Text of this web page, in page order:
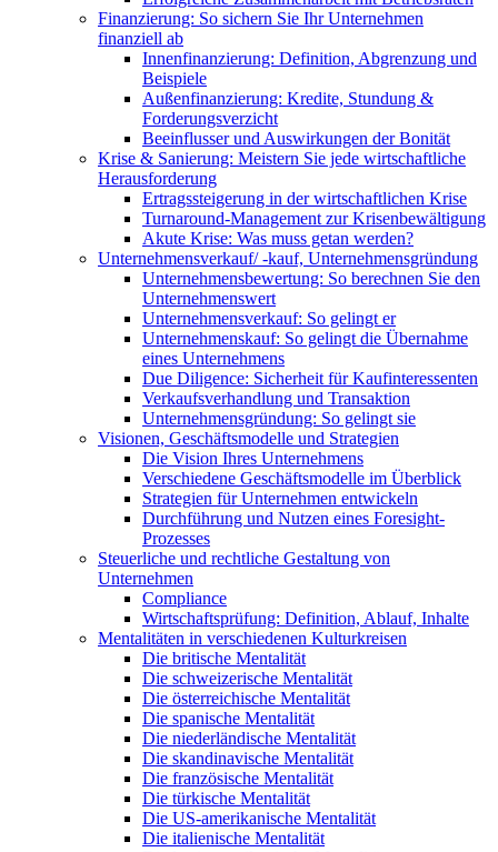
Finanzierung: So sichern Sie Ihr Unternehmen
finanziell ab
Innenfinanzierung: Definition, Abgrenzung und
Beispiele
Außenfinanzierung: Kredite, Stundung &
Forderungsverzicht
Beeinflusser und Auswirkungen der Bonität
Krise & Sanierung: Meistern Sie jede wirtschaftliche
Herausforderung
Ertragssteigerung in der wirtschaftlichen Krise
Turnaround-Management zur Krisenbewältigung
Akute Krise: Was muss getan werden?
Unternehmensverkauf/ -kauf, Unternehmensgründung
Unternehmensbewertung: So berechnen Sie den
Unternehmenswert
Unternehmensverkauf: So gelingt er
Unternehmenskauf: So gelingt die Übernahme
eines Unternehmens
Due Diligence: Sicherheit für Kaufinteressenten
Verkaufsverhandlung und Transaktion
Unternehmensgründung: So gelingt sie
Visionen, Geschäftsmodelle und Strategien
Die Vision Ihres Unternehmens
Verschiedene Geschäftsmodelle im Überblick
Strategien für Unternehmen entwickeln
Durchführung und Nutzen eines Foresight-
Prozesses
Steuerliche und rechtliche Gestaltung von
Unternehmen
Compliance
Wirtschaftsprüfung: Definition, Ablauf, Inhalte
Mentalitäten in verschiedenen Kulturkreisen
Die britische Mentalität
Die schweizerische Mentalität
Die österreichische Mentalität
Die spanische Mentalität
Die niederländische Mentalität
Die skandinavische Mentalität
Die französische Mentalität
Die türkische Mentalität
Die US-amerikanische Mentalität
Die italienische Mentalität